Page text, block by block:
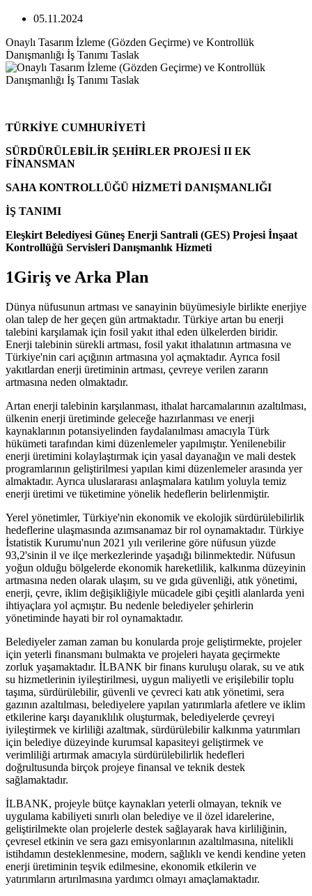
05.11.2024
Onaylı Tasarım İzleme (Gözden Geçirme) ve Kontrollük
Danışmanlığı İş Tanımı Taslak
TÜRKİYE CUMHURİYETİ
SÜRDÜRÜLEBİLİR ŞEHİRLER PROJESİ II EK
FİNANSMAN
SAHA KONTROLLÜĞÜ HİZMETİ DANIŞMANLIĞI
İŞ TANIMI
Eleşkirt Belediyesi Güneş Enerji Santrali (GES) Projesi İnşaat
Kontrollüğü Servisleri Danışmanlık Hizmeti
1Giriş ve Arka Plan
Dünya nüfusunun artması ve sanayinin büyümesiyle birlikte enerjiye
olan talep de her geçen gün artmaktadır. Türkiye artan bu enerji
talebini karşılamak için fosil yakıt ithal eden ülkelerden biridir.
Enerji talebinin sürekli artması, fosil yakıt ithalatının artmasına ve
Türkiye'nin cari açığının artmasına yol açmaktadır. Ayrıca fosil
yakıtlardan enerji üretiminin artması, çevreye verilen zararın
artmasına neden olmaktadır.
Artan enerji talebinin karşılanması, ithalat harcamalarının azaltılması,
ülkenin enerji üretiminde geleceğe hazırlanması ve enerji
kaynaklarının potansiyelinden faydalanılması amacıyla Türk
hükümeti tarafından kimi düzenlemeler yapılmıştır. Yenilenebilir
enerji üretimini kolaylaştırmak için yasal dayanağın ve mali destek
programlarının geliştirilmesi yapılan kimi düzenlemeler arasında yer
almaktadır. Ayrıca uluslararası anlaşmalara katılım yoluyla temiz
enerji üretimi ve tüketimine yönelik hedeflerin belirlenmiştir.
Yerel yönetimler, Türkiye'nin ekonomik ve ekolojik sürdürülebilirlik
hedeflerine ulaşmasında azımsanamaz bir rol oynamaktadır. Türkiye
İstatistik Kurumu'nun 2021 yılı verilerine göre nüfusun yüzde
93,2'sinin il ve ilçe merkezlerinde yaşadığı bilinmektedir. Nüfusun
yoğun olduğu bölgelerde ekonomik hareketlilik, kalkınma düzeyinin
artmasına neden olarak ulaşım, su ve gıda güvenliği, atık yönetimi,
enerji, çevre, iklim değişikliğiyle mücadele gibi çeşitli alanlarda yeni
ihtiyaçlara yol açmıştır. Bu nedenle belediyeler şehirlerin
yönetiminde hayati bir rol oynamaktadır.
Belediyeler zaman zaman bu konularda proje geliştirmekte, projeler
için yeterli finansmanı bulmakta ve projeleri hayata geçirmekte
zorluk yaşamaktadır. İLBANK bir finans kuruluşu olarak, su ve atık
su hizmetlerinin iyileştirilmesi, uygun maliyetli ve erişilebilir toplu
taşıma, sürdürülebilir, güvenli ve çevreci katı atık yönetimi, sera
gazının azaltılması, belediyelere yapılan yatırımlarla afetlere ve iklim
etkilerine karşı dayanıklılık oluşturmak, belediyelerde çevreyi
iyileştirmek ve kirliliği azaltmak, sürdürülebilir kalkınma yatırımları
için belediye düzeyinde kurumsal kapasiteyi geliştirmek ve
verimliliği artırmak amacıyla sürdürülebilirlik hedefleri
doğrultusunda birçok projeye finansal ve teknik destek
sağlamaktadır.
İLBANK, projeyle bütçe kaynakları yeterli olmayan, teknik ve
uygulama kabiliyeti sınırlı olan belediye ve il özel idarelerine,
geliştirilmekte olan projelerle destek sağlayarak hava kirliliğinin,
çevresel etkinin ve sera gazı emisyonlarının azaltılmasına, nitelikli
istihdamın desteklenmesine, modern, sağlıklı ve kendi kendine yeten
enerji üretiminin teşvik edilmesine, ekonomik etkilerin ve
yatırımların artırılmasına yardımcı olmayı amaçlamaktadır.